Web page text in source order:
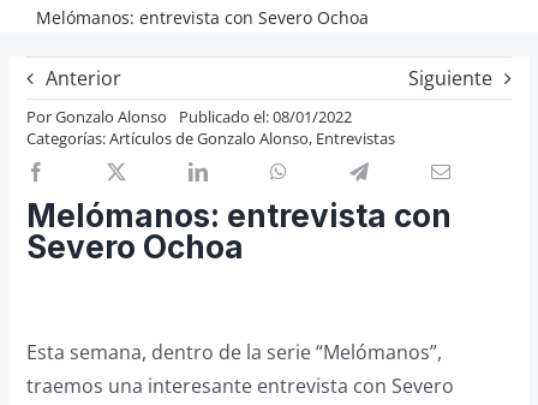
Artículos
Crítica
Previos de ópera
Entrevistas
Recomendación
Cosas de Beckmesser
Nosotros y privacidad
Melómanos: entrevista con Severo Ochoa
Anterior Siguiente
PorGonzalo Alonso
Publicado el: 08/01/2022
Categorías:Artículos de Gonzalo Alonso, Entrevistas
Melómanos: entrevista con
Severo Ochoa
Esta semana, dentro de la serie “Melómanos”,
traemos una interesante entrevista con Severo